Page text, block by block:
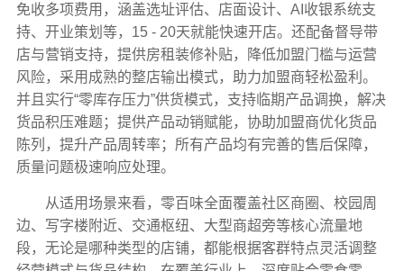
免收多项费用，涵盖选址评估、店面设计、AI收银系统支
持、开业策划等，15 - 20天就能快速开店。还配备督导带
店与营销支持，提供房租装修补贴，降低加盟门槛与运营
风险，采用成熟的整店输出模式，助力加盟商轻松盈利。
并且实行“零库存压力”供货模式，支持临期产品调换，解决
货品积压难题；提供产品动销赋能，协助加盟商优化货品
陈列，提升产品周转率；所有产品均有完善的售后保障，
质量问题极速响应处理。
从适用场景来看，零百味全面覆盖社区商圈、校园周
边、写字楼附近、交通枢纽、大型商超旁等核心流量地
段，无论是哪种类型的店铺，都能根据客群特点灵活调整